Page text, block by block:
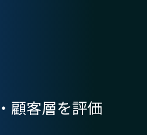
顧客層を評価